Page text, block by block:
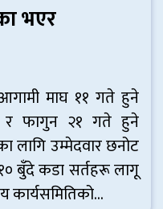
भएर
माघ ११ गते हुने
र फागुन २१ गते हुने
लागि उम्मेदवार छनोट
१० बुँदे कडा सर्तहरू लागू
कार्यसमितिको...